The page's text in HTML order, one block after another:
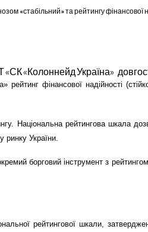
«стабільний» та рейтингу фінансової
«Колоннейд Україна»
фінансової надійності
Національна рейтингова шкала
ринку України.
борговий інструмент з рейтингом
рейтингової шкали,